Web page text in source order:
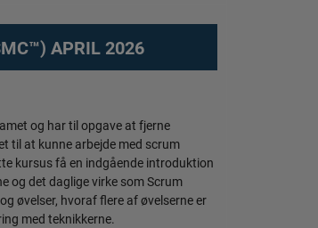
APRIL 2026
og har til opgave at fjerne
til at kunne arbejde med scrum
kursus få en indgående introduktion
og det daglige virke som Scrum
øvelser, hvoraf flere af øvelserne er
med teknikkerne.